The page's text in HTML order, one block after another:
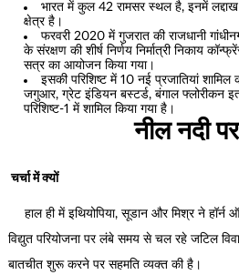
भारत में कुल 42 रामसर स्थल है, इनमें
क्षेत्र है।
फरवरी 2020 में गुजरात की राजधानी
के संरक्षण की शीर्ष निर्णय निर्मात्री निकाय
सत्र का आयोजन किया गया।
इसकी परिशिष्ट में 10 नई प्रजातियां शामिल
जगुआर, ग्रेट इंडियन बस्टर्ड, बंगाल फ्लोरीकन
परिशिष्ट-1 में शामिल किया गया है।
नील नदी
चर्चा में क्यों
हाल ही में इथियोपिया, सूडान और मिश्र ने
विद्युत परियोजना पर लंबे समय से चल रहे जटिल
बातचीत शुरू करने पर सहमति व्यक्त की है।